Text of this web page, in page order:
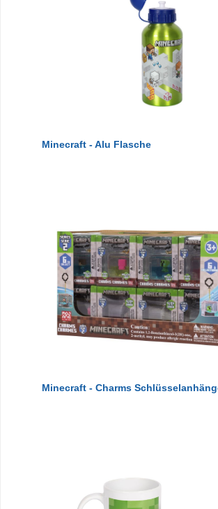
Minecraft - Alu Flasche
Minecraft - Charms